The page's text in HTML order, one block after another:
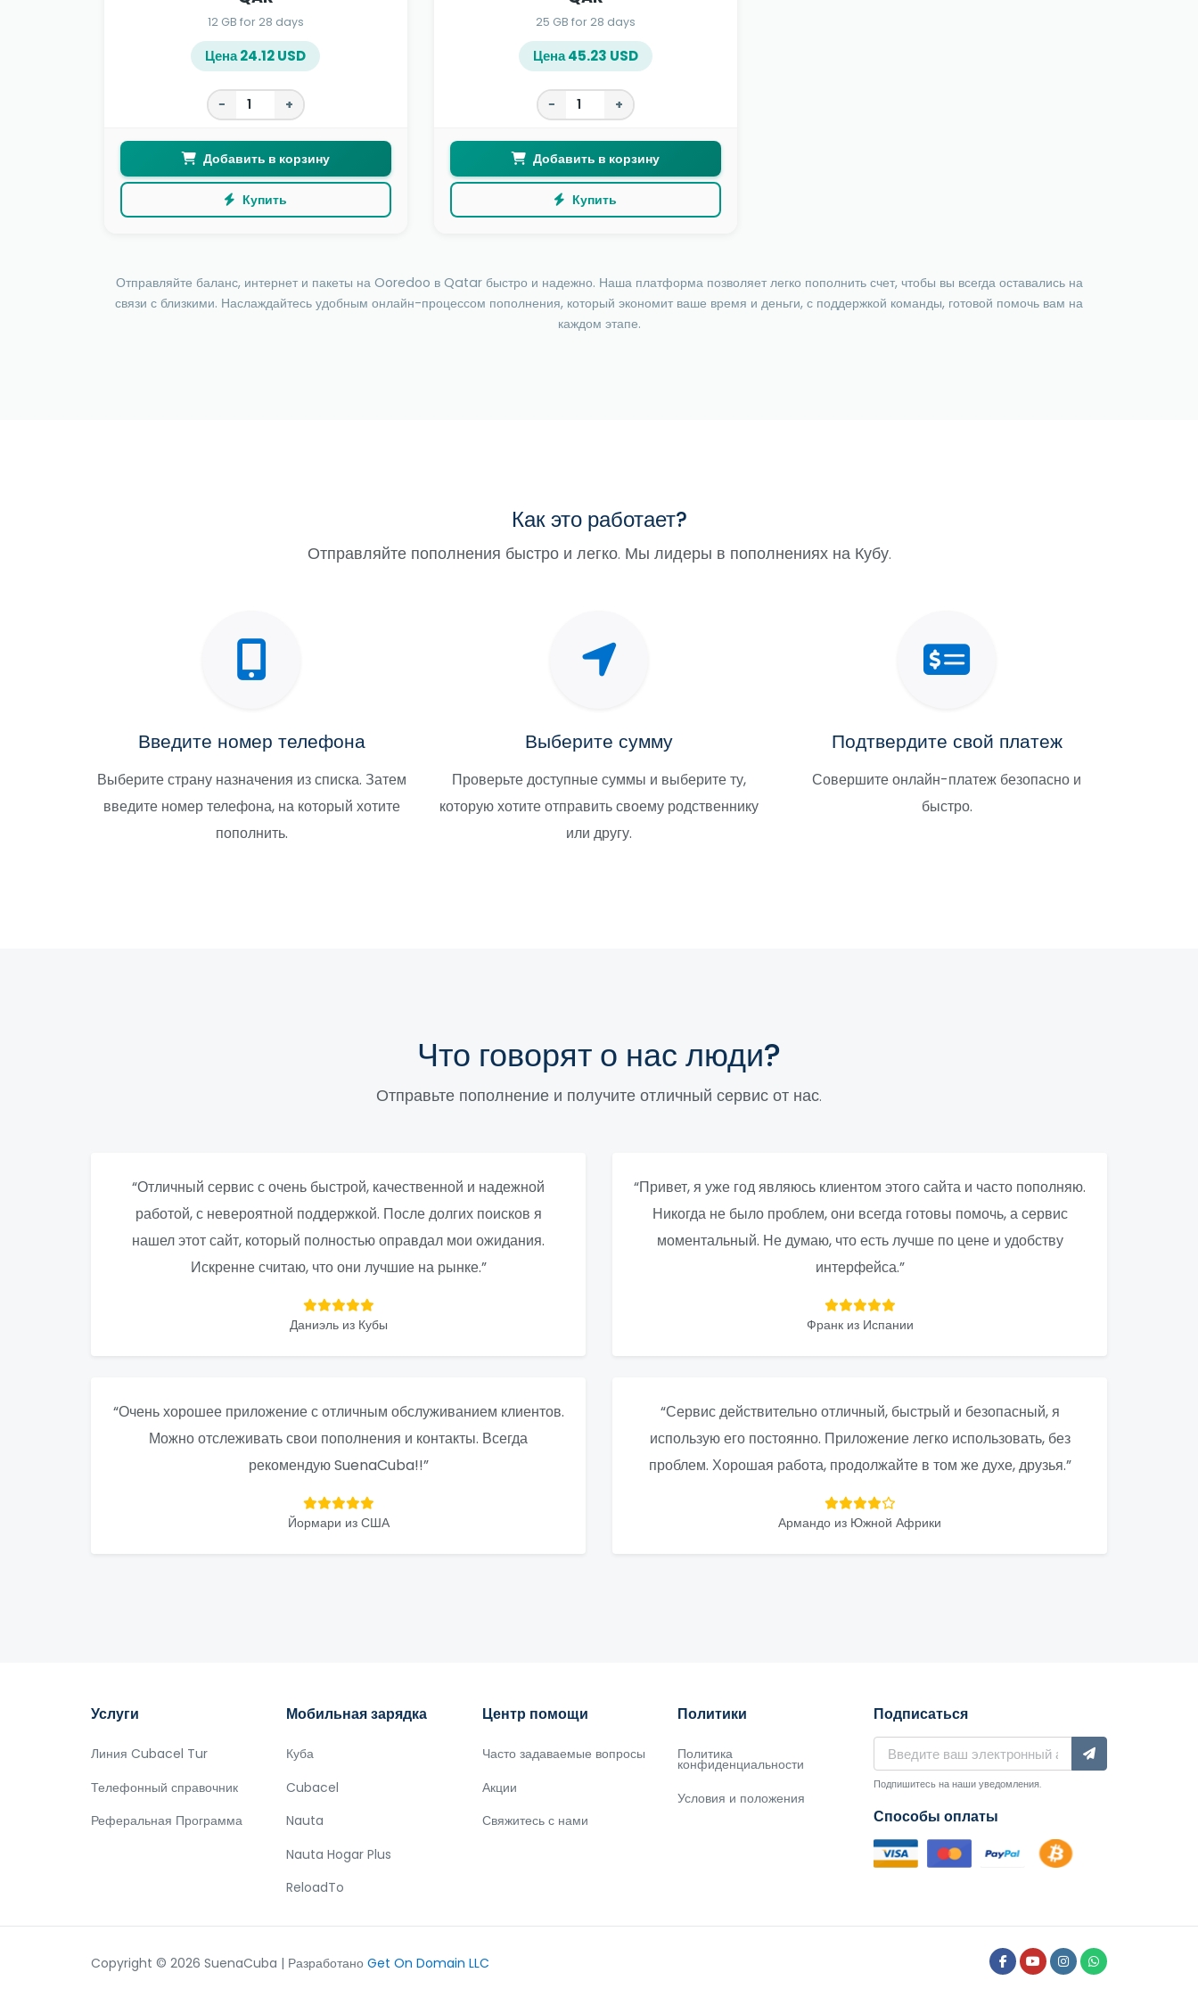
12 GB for 28 days
Цена 24.12 USD
− +
Добавить в корзину
Купить
25 GB for 28 days
Цена 45.23 USD
− +
Добавить в корзину
Купить
Отправляйте баланс, интернет и пакеты на Ooredoo в Qatar быстро и надежно. Наша платформа позволяет легко пополнить счет, чтобы вы всегда оставались на
связи с близкими. Наслаждайтесь удобным онлайн-процессом пополнения, который экономит ваше время и деньги, с поддержкой команды, готовой помочь вам на
каждом этапе.
Как это работает?
Отправляйте пополнения быстро и легко. Мы лидеры в пополнениях на Кубу.
Введите номер телефона
Выберите страну назначения из списка. Затем
введите номер телефона, на который хотите
пополнить.
Выберите сумму
Проверьте доступные суммы и выберите ту,
которую хотите отправить своему родственнику
или другу.
Подтвердите свой платеж
Совершите онлайн-платеж безопасно и
быстро.
Что говорят о нас люди?
Отправьте пополнение и получите отличный сервис от нас.
“Отличный сервис с очень быстрой, качественной и надежной
работой, с невероятной поддержкой. После долгих поисков я
нашел этот сайт, который полностью оправдал мои ожидания.
Искренне считаю, что они лучшие на рынке.”
Даниэль из Кубы
“Привет, я уже год являюсь клиентом этого сайта и часто пополняю.
Никогда не было проблем, они всегда готовы помочь, а сервис
моментальный. Не думаю, что есть лучше по цене и удобству
интерфейса.”
Франк из Испании
“Очень хорошее приложение с отличным обслуживанием клиентов.
Можно отслеживать свои пополнения и контакты. Всегда
рекомендую SuenaCuba!!”
Йормари из США
“Сервис действительно отличный, быстрый и безопасный, я
использую его постоянно. Приложение легко использовать, без
проблем. Хорошая работа, продолжайте в том же духе, друзья.”
Армандо из Южной Африки
Услуги
Линия Cubacel Tur
Телефонный справочник
Реферальная Программа
Мобильная зарядка
Куба
Cubacel
Nauta
Nauta Hogar Plus
ReloadTo
Центр помощи
Часто задаваемые вопросы
Акции
Свяжитесь с нами
Политики
Политика
конфиденциальности
Условия и положения
Подписаться
Подпишитесь на наши уведомления.
Способы оплаты
Copyright © 2026 SuenaCuba | Разработано Get On Domain LLC